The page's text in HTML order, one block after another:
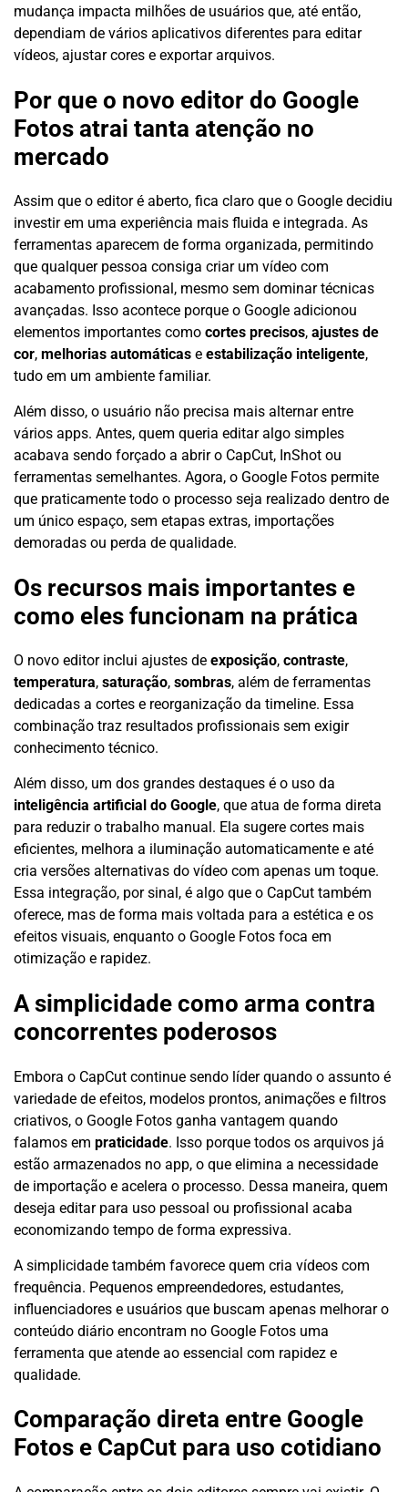
mudança impacta milhões de usuários que, até então,
dependiam de vários aplicativos diferentes para editar
vídeos, ajustar cores e exportar arquivos.
Por que o novo editor do Google
Fotos atrai tanta atenção no
mercado
Assim que o editor é aberto, fica claro que o Google decidiu
investir em uma experiência mais fluida e integrada. As
ferramentas aparecem de forma organizada, permitindo
que qualquer pessoa consiga criar um vídeo com
acabamento profissional, mesmo sem dominar técnicas
avançadas. Isso acontece porque o Google adicionou
elementos importantes como cortes precisos, ajustes de
cor, melhorias automáticas e estabilização inteligente,
tudo em um ambiente familiar.
Além disso, o usuário não precisa mais alternar entre
vários apps. Antes, quem queria editar algo simples
acabava sendo forçado a abrir o CapCut, InShot ou
ferramentas semelhantes. Agora, o Google Fotos permite
que praticamente todo o processo seja realizado dentro de
um único espaço, sem etapas extras, importações
demoradas ou perda de qualidade.
Os recursos mais importantes e
como eles funcionam na prática
O novo editor inclui ajustes de exposição, contraste,
temperatura, saturação, sombras, além de ferramentas
dedicadas a cortes e reorganização da timeline. Essa
combinação traz resultados profissionais sem exigir
conhecimento técnico.
Além disso, um dos grandes destaques é o uso da
inteligência artificial do Google, que atua de forma direta
para reduzir o trabalho manual. Ela sugere cortes mais
eficientes, melhora a iluminação automaticamente e até
cria versões alternativas do vídeo com apenas um toque.
Essa integração, por sinal, é algo que o CapCut também
oferece, mas de forma mais voltada para a estética e os
efeitos visuais, enquanto o Google Fotos foca em
otimização e rapidez.
A simplicidade como arma contra
concorrentes poderosos
Embora o CapCut continue sendo líder quando o assunto é
variedade de efeitos, modelos prontos, animações e filtros
criativos, o Google Fotos ganha vantagem quando
falamos em praticidade. Isso porque todos os arquivos já
estão armazenados no app, o que elimina a necessidade
de importação e acelera o processo. Dessa maneira, quem
deseja editar para uso pessoal ou profissional acaba
economizando tempo de forma expressiva.
A simplicidade também favorece quem cria vídeos com
frequência. Pequenos empreendedores, estudantes,
influenciadores e usuários que buscam apenas melhorar o
conteúdo diário encontram no Google Fotos uma
ferramenta que atende ao essencial com rapidez e
qualidade.
Comparação direta entre Google
Fotos e CapCut para uso cotidiano